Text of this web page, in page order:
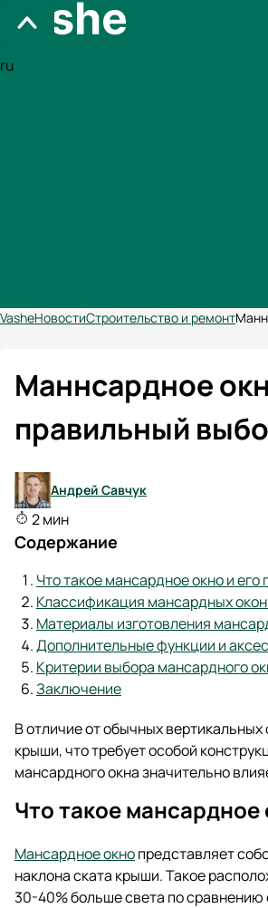
ru
VasheНовостиСтроительство и ремонт
Маннсардное
правильный
Андрей Савчук
2 мин
Содержание
Что такое мансардное окно и
Классификация мансардных
Материалы изготовления
Дополнительные функции и
Критерии выбора мансардного
Заключение
В отличие от обычных
крыши, что требует особой
мансардного окна значительно
Что такое
Мансардное окнопредставляет
наклона ската крыши. Такое
30-40% больше света по сравнению